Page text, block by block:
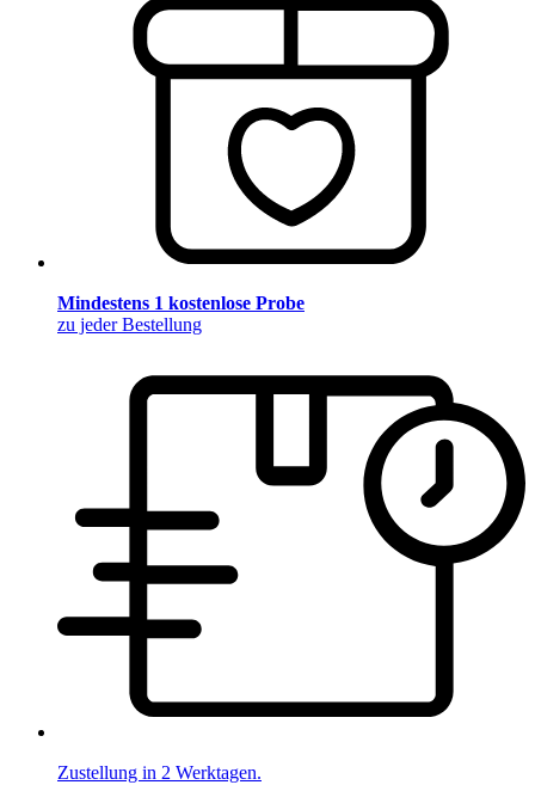
Mindestens 1 kostenlose Probe
zu jeder Bestellung
Zustellung in 2 Werktagen.